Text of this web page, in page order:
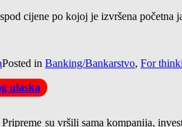
cijene po kojoj je izvršena
Posted in Banking/Bankarstvo, For
ulaska
su vršili sama kompanija,